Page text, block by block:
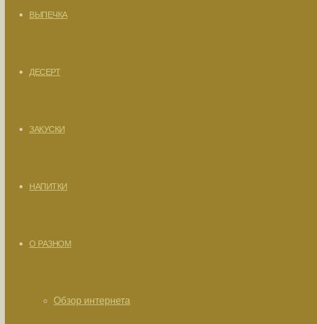
ВЫПЕЧКА
ДЕСЕРТ
ЗАКУСКИ
НАПИТКИ
О РАЗНОМ
Обзор интернета